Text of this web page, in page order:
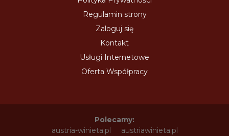
Regulamin strony
Zaloguj się
Kontakt
Usługi Internetowe
Oferta Współpracy
Polecamy:
austria-winieta.pl
austriawinieta.pl